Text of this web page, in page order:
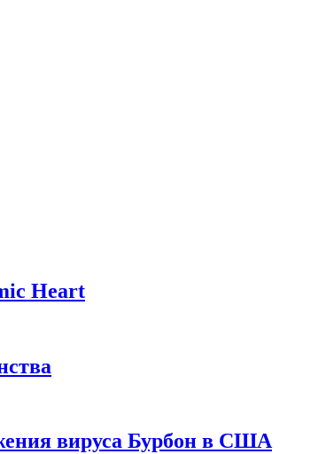
Heart
вируса Бурбон в США